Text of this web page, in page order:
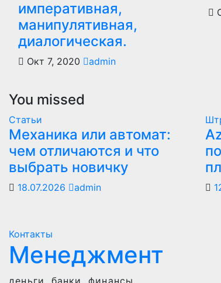
императивная,
манипулятивная,
диалогическая.
Окт 7, 2020 admin
You missed
Статьи
Механика или автомат:
чем отличаются и что
выбрать новичку
18.07.2026 admin
Контакты
Менеджмент
деньги, банки, финансы